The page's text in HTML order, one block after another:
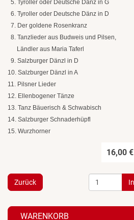
5. Tyroller oder Deutsche Dänz in G
6. Tyroller oder Deutsche Dänz in D
7. Der goldene Rosenkranz
8. Tanzlieder aus Budweis und Pilsen,
Ländler aus Maria Taferl
9. Salzburger Dänzl in D
10. Salzburger Dänzl in A
11. Pilsner Lieder
12. Ellenbogener Tänze
13. Tanz Bäuerisch & Schwabisch
14. Salzburger Schnaderhüpfl
15. Wurzhorner
16,00 €
Zurück
WARENKORB